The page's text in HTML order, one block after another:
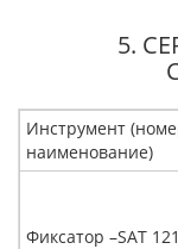
5.
Инструмент
наименование)
Фиксатор –SAT